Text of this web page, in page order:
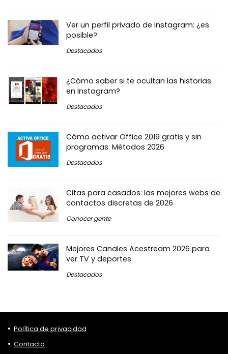
Ver un perfil privado de Instagram: ¿es
posible?
Destacados
¿Cómo saber si te ocultan las historias
en Instagram?
Destacados
Cómo activar Office 2019 gratis y sin
programas: Métodos 2026
Destacados
Citas para casados: las mejores webs de
contactos discretas de 2026
Conocer gente
Mejores Canales Acestream 2026 para
ver TV y deportes
Destacados
Política de privacidad
Contacto